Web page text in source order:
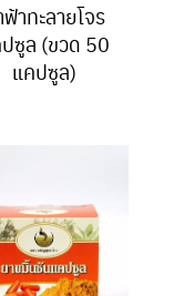
าทะลายโจร
ซูล (ขวด 50
แคปซูล)